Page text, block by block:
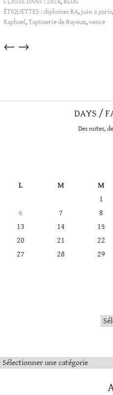
CLASSÉ DANS : 2024,BLOG
ÉTIQUETTES :diplomes BA, juin a paris,
Raphael,Tapisserie de Bayeux,vence
Articles
→
←
DAYS /
Des notes,
L
M M
1
6
7 8
13
14 15
20
21 22
27
28 29
Catégories